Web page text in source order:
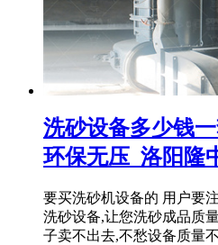
洗砂设备多少钱
环保无压_洛阳隆
要买洗砂机设备的 用户要
洗砂设备,让您洗砂成品质
子卖不出去,不愁设备质量